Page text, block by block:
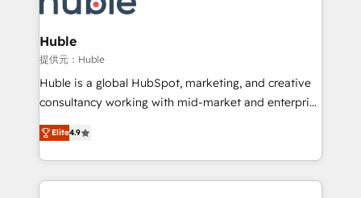
CRM Migrations using our in-house "HubScrub" Tool.
attract the right buyers, close deals faster, and grow
without outside dependencies. You’ll learn how to: •
Set up, audit, and organize your HubSpot portal •
Get your sales team fully using HubSpot • Track
pipeline and revenue across the entire buyer journey
growth • Create content and videos that attract
buyers • Use AI to scale smarter Our coaching-led
Huble
提供元：Huble
Huble is a global HubSpot, marketing, and creative
consultancy working with mid-market and enterprise
businesses. We go beyond implementation, shaping
the strategy, processes, and teams that turn
HubSpot into a genuine growth engine. Named
HubSpot's Global Partner of the Year in 2024,
Elite4.9